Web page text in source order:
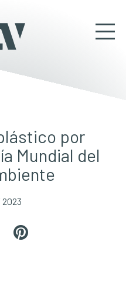
por
Mundial del